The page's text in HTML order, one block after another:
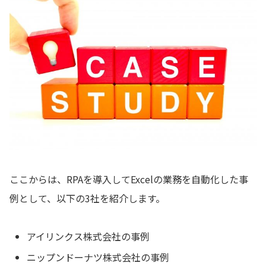
ここからは、RPAを導入してExcelの業務を自動化した事
例として、以下の3社を紹介します。
アイリンクス株式会社の事例
ニップンドーナツ株式会社の事例